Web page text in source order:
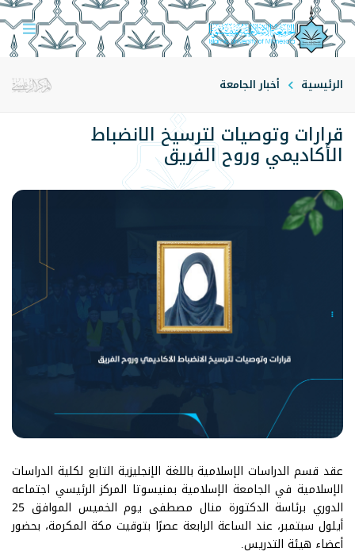
الرئيسية أخبار الجامعة
قرارات وتوصيات لترسيخ الانضباط
الأكاديمي وروح الفريق
عقد قسم الدراسات الإسلامية باللغة الإنجليزية التابع لكلية الدراسات
الإسلامية في الجامعة الإسلامية بمنيسوتا المركز الرئيسي اجتماعه
الدوري برئاسة الدكتورة منال مصطفى يوم الخميس الموافق 25
أيلول سبتمبر، عند الساعة الرابعة عصرًا بتوقيت مكة المكرمة، بحضور
أعضاء هيئة التدريس.